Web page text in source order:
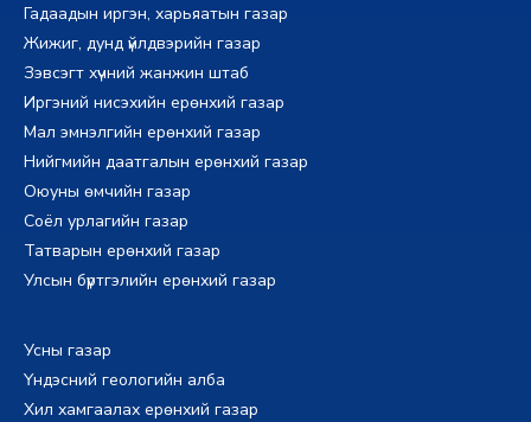
Гадаадын иргэн, харьяатын газар
Жижиг, дунд үйлдвэрийн газар
Зэвсэгт хүчний жанжин штаб
Иргэний нисэхийн ерөнхий газар
Мал эмнэлгийн ерөнхий газар
Нийгмийн даатгалын ерөнхий газар
Оюуны өмчийн газар
Соёл урлагийн газар
Татварын ерөнхий газар
Улсын бүртгэлийн ерөнхий газар
Усны газар
Үндэсний геологийн алба
Хил хамгаалах ерөнхий газар